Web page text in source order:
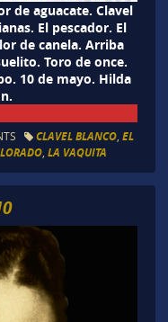
de aguacate. Clavel
El pescador. El
de canela. Arriba
Toro de once.
10 de mayo. Hilda
CLAVEL BLANCO, EL
, LA VAQUITA